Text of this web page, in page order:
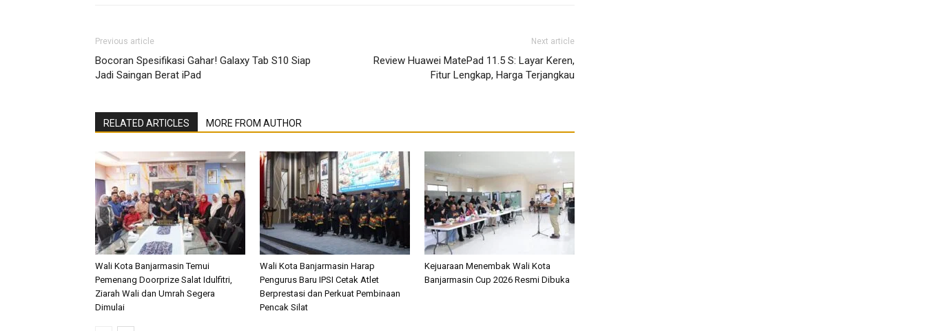
Previous article
Bocoran Spesifikasi Gahar! Galaxy Tab S10 Siap
Jadi Saingan Berat iPad
Next article
Review Huawei MatePad 11.5 S: Layar Keren,
Fitur Lengkap, Harga Terjangkau
RELATED ARTICLES MORE FROM AUTHOR
Wali Kota Banjarmasin Temui
Pemenang Doorprize Salat Idulfitri,
Ziarah Wali dan Umrah Segera
Dimulai
Wali Kota Banjarmasin Harap
Pengurus Baru IPSI Cetak Atlet
Berprestasi dan Perkuat Pembinaan
Pencak Silat
Kejuaraan Menembak Wali Kota
Banjarmasin Cup 2026 Resmi Dibuka